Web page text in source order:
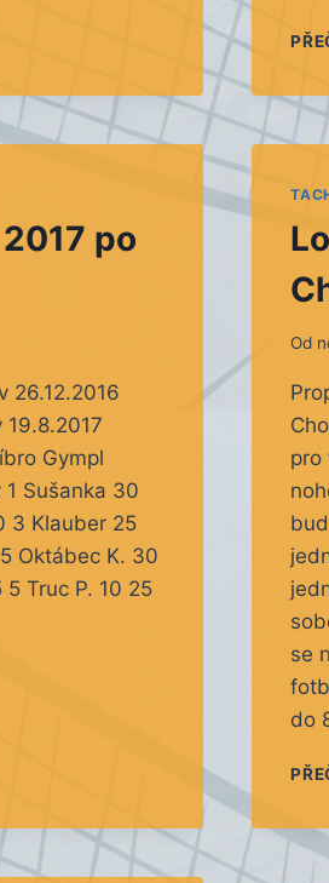
po
26.12.2016
19.8.2017
Gympl
1 Sušanka 30
3 Klauber 25
Oktábec K. 30
Truc P. 10 25
Od
pro
se
do